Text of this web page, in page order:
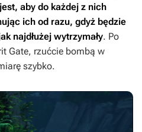
aby do każdej z nich
ich od razu, gdyż będzie
najdłużej wytrzymały. Po
Gate, rzućcie bombą w
szybko.